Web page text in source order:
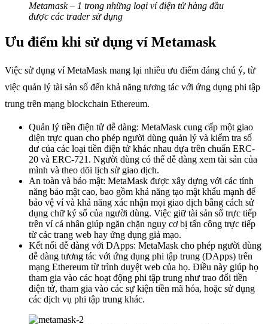
Metamask – 1 trong những loại ví điện tử hàng đầu
được các trader sử dụng
Ưu điểm khi sử dụng ví Metamask
Việc sử dụng ví MetaMask mang lại nhiều ưu điểm đáng chú ý, từ
việc quản lý tài sản số đến khả năng tương tác với ứng dụng phi tập
trung trên mạng blockchain Ethereum.
Quản lý tiền điện tử dễ dàng: MetaMask cung cấp một giao
diện trực quan cho phép người dùng quản lý và kiểm tra số
dư của các loại tiền điện tử khác nhau dựa trên chuẩn ERC-
20 và ERC-721. Người dùng có thể dễ dàng xem tài sản của
mình và theo dõi lịch sử giao dịch.
An toàn và bảo mật: MetaMask được xây dựng với các tính
năng bảo mật cao, bao gồm khả năng tạo mật khẩu mạnh để
bảo vệ ví và khả năng xác nhận mọi giao dịch bằng cách sử
dụng chữ ký số của người dùng. Việc giữ tài sản số trực tiếp
trên ví cá nhân giúp ngăn chặn nguy cơ bị tấn công trực tiếp
từ các trang web hay ứng dụng giả mạo.
Kết nối dễ dàng với DApps: MetaMask cho phép người dùng
dễ dàng tương tác với ứng dụng phi tập trung (DApps) trên
mạng Ethereum từ trình duyệt web của họ. Điều này giúp họ
tham gia vào các hoạt động phi tập trung như trao đổi tiền
điện tử, tham gia vào các sự kiện tiền mã hóa, hoặc sử dụng
các dịch vụ phi tập trung khác.